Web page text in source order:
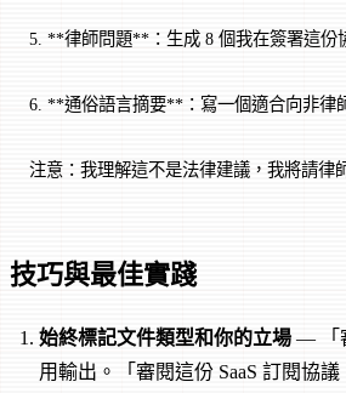
5. **律師問題**：生成 8 個我在簽署這份
6. **通俗語言摘要**：寫一個適合向非律
注意：我理解這不是法律建議，我將請律
技巧與最佳實踐
始終標記文件類型和你的立場 — 「
用輸出。「審閱這份 SaaS 訂閱協